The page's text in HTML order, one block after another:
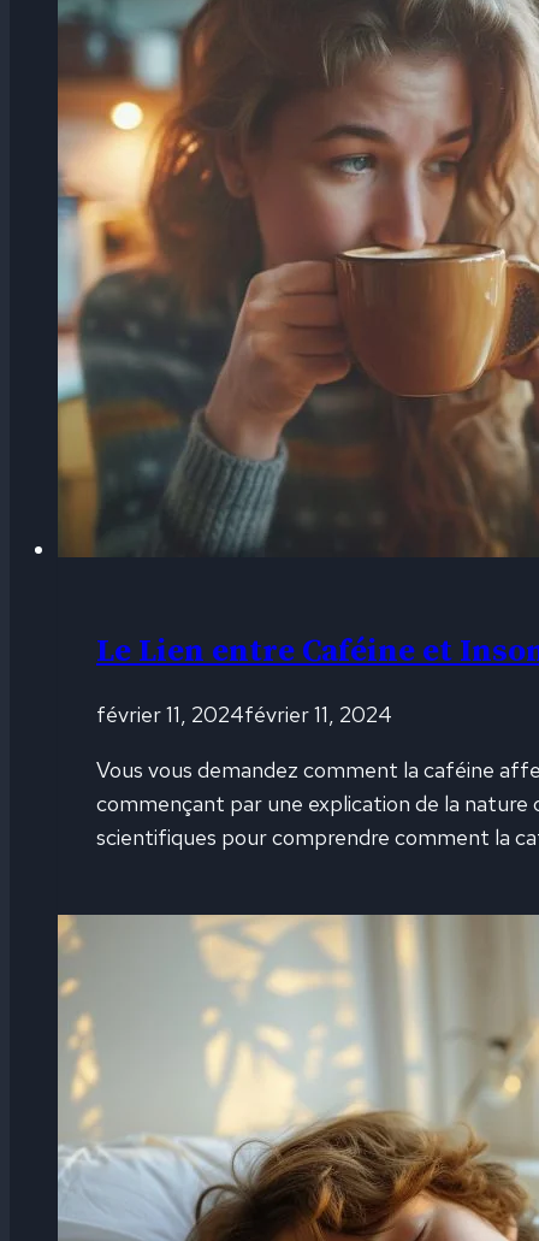
Le Lien entre Caféine et
février 11, 2024février 11, 2024
Vous vous demandez comment la caféine
commençant par une explication de la nature
scientifiques pour comprendre comment la